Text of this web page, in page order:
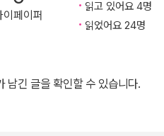
공·4차원·브레인 등 차원에 관한
간다. 고차원의 세계를 머릿속에
의 노하우는 이 책에서도 유감없
층 더 높일 수 있는 좋은 계기가
이페이퍼
읽고 있어요 4명
읽었어요 24명
남긴 글을 확인할 수 있습니다.